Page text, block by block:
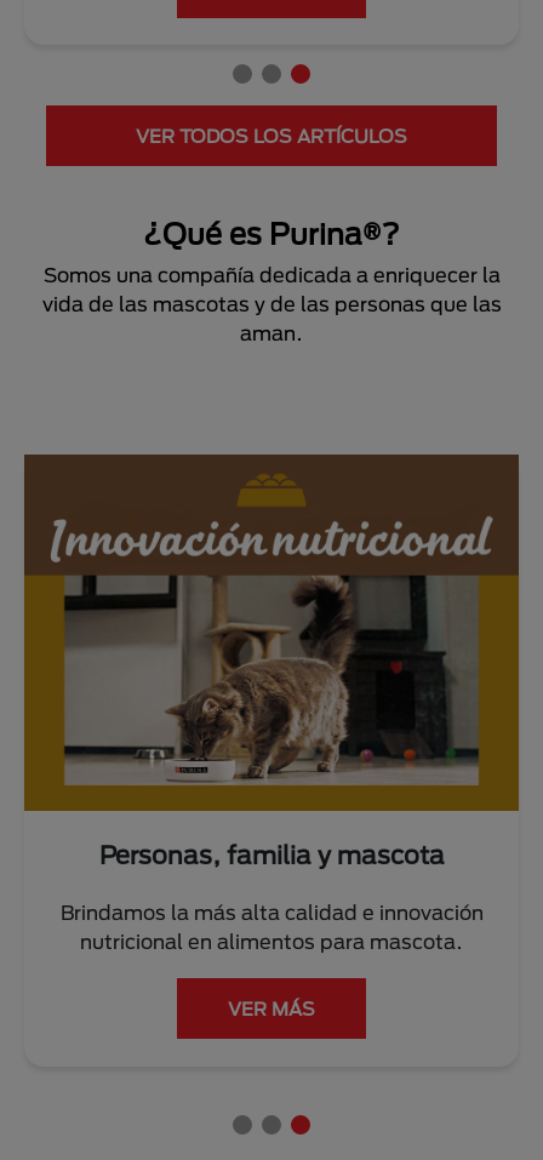
VER TODOS LOS ARTÍCULOS
¿Qué es Purina®?
Somos una compañía dedicada a enriquecer la
vida de las mascotas y de las personas que las
aman.
Personas, familia y mascota
Brindamos la más alta calidad e innovación
nutricional en alimentos para mascota.
VER MÁS